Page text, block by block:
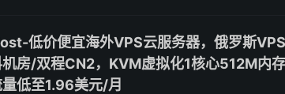
低价便宜海外VPS云服务器，俄罗斯VPS
机房/双程CN2，KVM虚拟化1核心512M内
低至1.96美元/月